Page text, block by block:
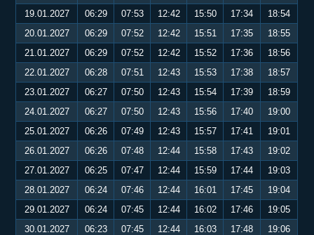
19.01.2027
06:29 07:53 12:42 15:50 17:34
18:54
20.01.2027
06:29 07:52 12:42 15:51 17:35
18:55
21.01.2027
06:29 07:52 12:42 15:52 17:36
18:56
22.01.2027
06:28 07:51 12:43 15:53 17:38
18:57
23.01.2027
06:27 07:50 12:43 15:54 17:39
18:59
24.01.2027
06:27 07:50 12:43 15:56 17:40
19:00
25.01.2027
06:26 07:49 12:43 15:57 17:41
19:01
26.01.2027
06:26 07:48 12:44 15:58 17:43
19:02
27.01.2027
06:25 07:47 12:44 15:59 17:44
19:03
28.01.2027
06:24 07:46 12:44 16:01 17:45
19:04
29.01.2027
06:24 07:45 12:44 16:02 17:46
19:05
30.01.2027
06:23 07:45 12:44 16:03 17:48
19:06